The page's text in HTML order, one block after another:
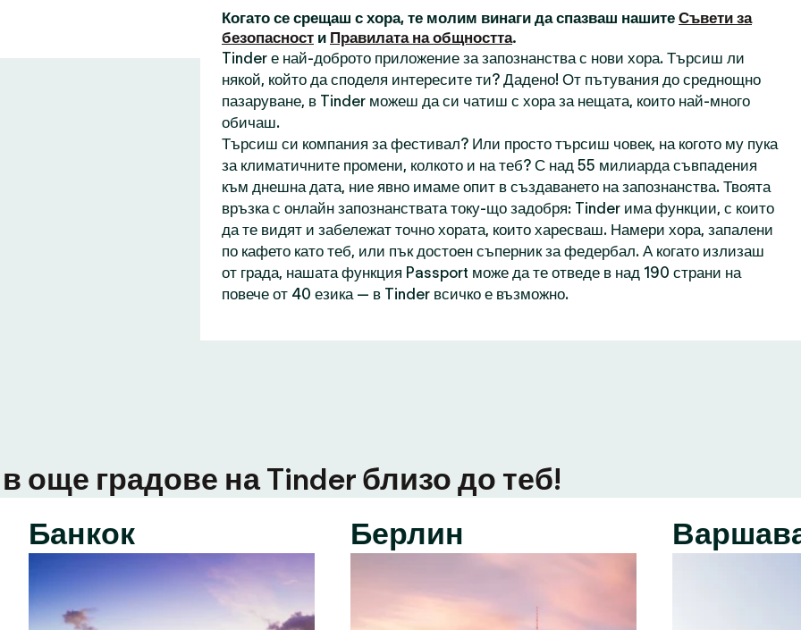
Когато се срещаш с хора, те молим винаги да спазваш нашите Съвети за
безопасност и Правилата на общността.
Tinder е най-доброто приложение за запознанства с нови хора. Търсиш ли
някой, който да споделя интересите ти? Дадено! От пътувания до среднощно
пазаруване, в Tinder можеш да си чатиш с хора за нещата, които най-много
обичаш.
Търсиш си компания за фестивал? Или просто търсиш човек, на когото му пука
за климатичните промени, колкото и на теб? С над 55 милиарда съвпадения
към днешна дата, ние явно имаме опит в създаването на запознанства. Твоята
връзка с онлайн запознанствата току-що задобря: Tinder има функции, с които
да те видят и забележат точно хората, които харесваш. Намери хора, запалени
по кафето като теб, или пък достоен съперник за федербал. А когато излизаш
от града, нашата функция Passport може да те отведе в над 190 страни на
повече от 40 езика — в Tinder всичко е възможно.
още градове на Tinder близо до теб!
Банкок
Берлин